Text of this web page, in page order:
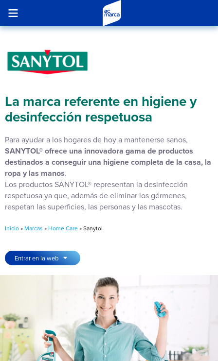
La marca referente en higiene y
desinfección respetuosa
Para ayudar a los hogares de hoy a mantenerse sanos,
SANYTOL® ofrece una innovadora gama de productos
destinados a conseguir una higiene completa de la casa, la
ropa y las manos.
Los productos SANYTOL® representan la desinfección
respetuosa ya que, además de eliminar los gérmenes,
respetan las superficies, las personas y las mascotas.
Inicio» Marcas » Home Care»Sanytol
Entrar en la web